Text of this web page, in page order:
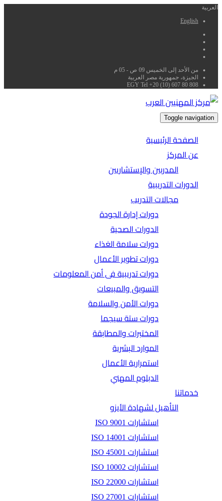
العربية
English
من الأحد إلى الخميس 09 ص - 05 م
الجيزة، جمهورية مصر العربية
EGY Tel +20 (10) 607 80 808
Toggle navigation
الصفحة الرئيسية
عن المركز
المدربين والإستشاريين
الدورات التدريبية
مجالات التدريب
دورات إدارة الجودة
الدورات الصحية
دورات سلامة الغذاء
دورات تطوير الأعمال
دورات تدريبية فى أمن المعلومات
التسويق والمبيعات
دورات الأمن والسلامة
دورات ستة سيجما
المختبرات والمطابقة
الموارد البشرية
استمرارية الأعمال
الدبلوم المهني
خدماتنا
التأهيل لشهادة الأيزو
استشارات ISO 9001
استشارات ISO 14001
استشارات ISO 45001
استشارات ISO 10002
استشارات ISO 22000
استشارات ISO 27001